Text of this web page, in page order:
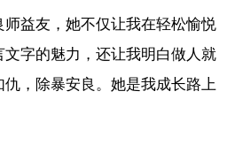
师益友，她不仅让我在轻松愉悦
字的魅力，还让我明白做人就
，除暴安良。她是我成长路上